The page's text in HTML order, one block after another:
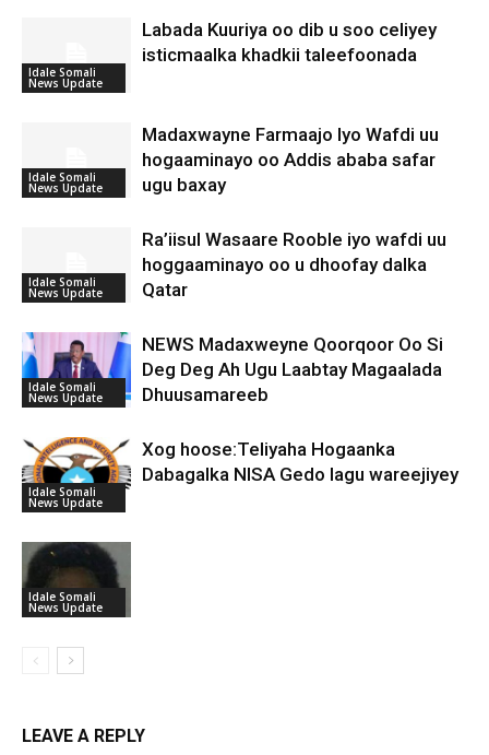
Idale Somali
News Update
Labada Kuuriya oo dib u soo celiyey
isticmaalka khadkii taleefoonada
Idale Somali
News Update
Madaxwayne Farmaajo Iyo Wafdi uu
hogaaminayo oo Addis ababa safar
ugu baxay
Idale Somali
News Update
Ra’iisul Wasaare Rooble iyo wafdi uu
hoggaaminayo oo u dhoofay dalka
Qatar
Idale Somali
News Update
NEWS Madaxweyne Qoorqoor Oo Si
Deg Deg Ah Ugu Laabtay Magaalada
Dhuusamareeb
Idale Somali
News Update
Xog hoose:Teliyaha Hogaanka
Dabagalka NISA Gedo lagu wareejiyey
Idale Somali
News Update
LEAVE A REPLY